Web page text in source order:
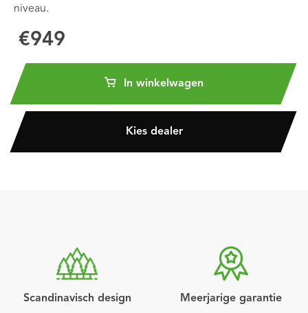
niveau.
€949
In winkelwagen
Kies dealer
Scandinavisch design Meerjarige garantie